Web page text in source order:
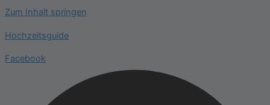
Zum Inhalt springen
Hochzeitsguide
Facebook